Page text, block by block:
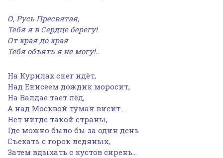
О, Русь Пресвятая,
Тебя я в Сердце берегу!
От края до края
Тебя объять я не могу!..
На Курилах снег идёт,
Над Енисеем дождик моросит,
На Валдае тает лёд,
А над Москвой туман висит…
Нет нигде такой страны,
Где можно было бы за один день
Съехать с горок ледяных,
Затем вдыхать с кустов сирень…